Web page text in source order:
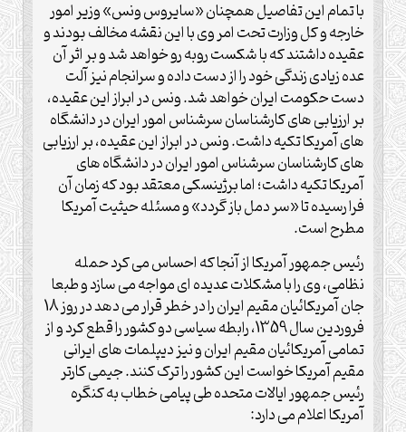
با تمام این تفاصیل همچنان «سایروس ونس» وزیر امور
خارجه و کل وزارت تحت امر وی با این نقشه مخالف بودند و
عقیده داشتند که با شکست روبه رو خواهد شد و بر اثر آن
عده زیادی زندگی خود را از دست داده و سرانجام نیز آلت
دست حکومت ایران خواهد شد. ونس در ابراز این عقیده،
بر ارزیابی های کارشناسان سرشناس امور ایران در دانشگاه
های آمریکا تکیه داشت. ونس در ابراز این عقیده، بر ارزیابی
های کارشناسان سرشناس امور ایران در دانشگاه های
آمریکا تکیه داشت؛ اما برژینسکی معتقد بود که زمان آن
فرا رسیده تا «سر دمل باز گردد» و مسئله حیثیت آمریکا
مطرح است.
رئیس جمهور آمریکا از آنجا که احساس می کرد حمله
نظامی، وی را با مشکلات عدیده ای مواجه می سازد و طبعا
جان آمریکائیان مقیم ایران را در خطر قرار می دهد در روز 18
فروردین سال 1359، رابطه سیاسی دو کشور را قطع کرد و از
تمامی آمریکائیان مقیم ایران و نیز دیپلمات های ایرانی
مقیم آمریکا خواست این کشور را ترک کنند. جیمی کارتر
رئیس جمهور ایالات متحده طی پیامی خطاب به کنگره
آمریکا اعلام می دارد: